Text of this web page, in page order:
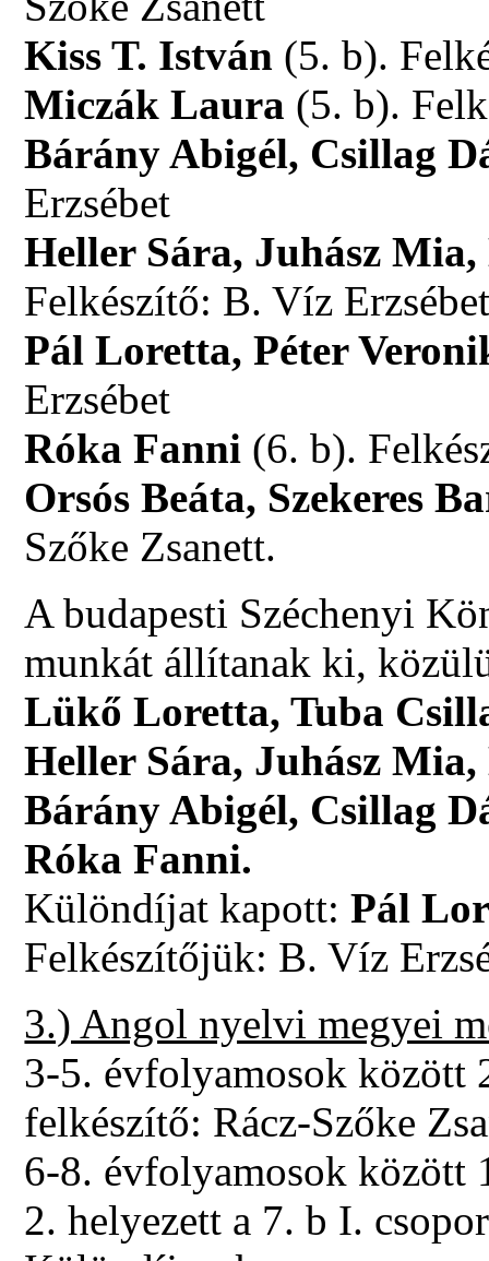
Kiss T. István (5. b).
Miczák Laura (5. b).
Bárány Abigél, Csillag
Erzsébet
Heller Sára, Juhász Mia,
Felkészítő: B. Víz
Pál Loretta, Péter
Erzsébet
Róka Fanni (6. b).
Orsós Beáta, Szekeres
Szőke Zsanett.
A budapesti Széchenyi
munkát állítanak ki,
Lükő Loretta, Tuba
Heller Sára, Juhász Mia,
Bárány Abigél, Csillag
Róka Fanni.
Különdíjat kapott:Pál
Felkészítőjük: B. Víz
3.) Angol nyelvi megyei
3-5. évfolyamosok között
felkészítő: Rácz-Szőke
6-8. évfolyamosok között
2. helyezett a 7. b I.